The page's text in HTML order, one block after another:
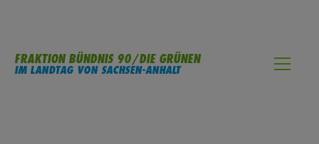
FRAKTION BÜNDNIS 90/DIE GRÜNEN
IM LANDTAG VON SACHSEN-ANHALT